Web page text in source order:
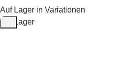
Auf Lager in Variationen
Auf Lager